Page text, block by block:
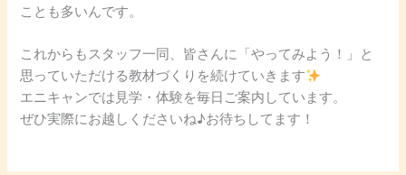
ことも多いんです。
これからもスタッフ一同、皆さんに「やってみよう！」と
思っていただける教材づくりを続けていきます
エニキャンでは見学・体験を毎日ご案内しています。
ぜひ実際にお越しくださいね♪お待ちしてます！